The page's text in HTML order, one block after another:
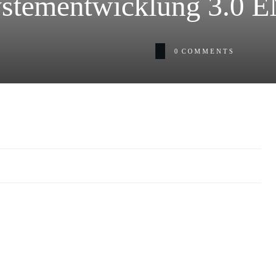
0 COMMENTS